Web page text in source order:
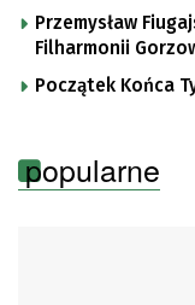
Przemysław
Filharmonii
Początek Końca
popularne